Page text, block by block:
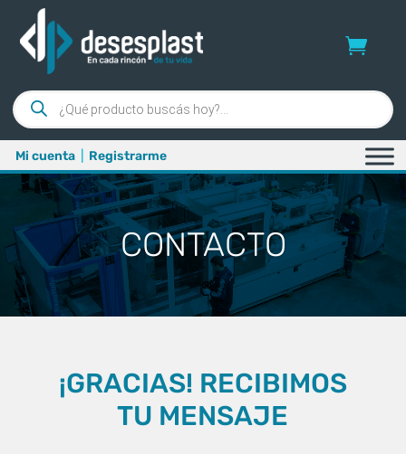
Búsqueda
de
productos
Mi cuenta Registrarme
CONTACTO
¡GRACIAS! RECIBIMOS
TU MENSAJE